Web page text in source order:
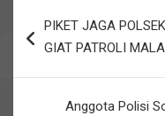
o
k
A
p
navigation
PIKET JAGA
GIAT PATROLI
Anggota Polisi